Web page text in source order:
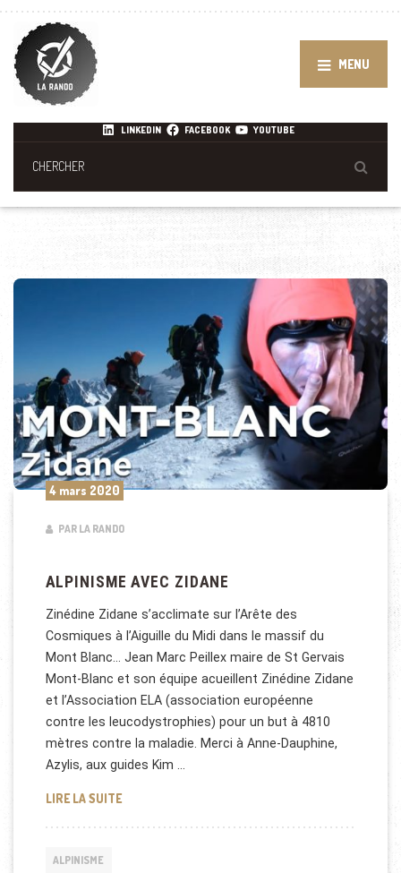
MENU
LINKEDIN FACEBOOK YOUTUBE
4 mars 2020
PAR LA RANDO
ALPINISME AVEC ZIDANE
Zinédine Zidane s’acclimate sur l’Arête des
Cosmiques à l’Aiguille du Midi dans le massif du
Mont Blanc… Jean Marc Peillex maire de St Gervais
Mont-Blanc et son équipe acueillent Zinédine Zidane
et l’Association ELA (association européenne
contre les leucodystrophies) pour un but à 4810
mètres contre la maladie. Merci à Anne-Dauphine,
Azylis, aux guides Kim …
LIRE LA SUITEALPINISME AVEC ZIDANE
ALPINISME